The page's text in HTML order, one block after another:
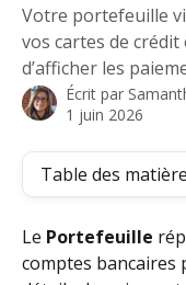
Votre portefeuille
vos cartes de
d’afficher les
Écrit par
1 juin 2026
Table des
Le Portefeuille
comptes bancaires